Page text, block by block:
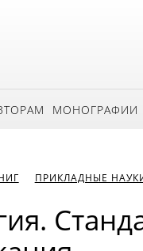
МОНОГРАФИИ
ПРИКЛАДНЫЕ